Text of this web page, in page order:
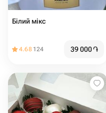
Білий мікс
4.68 124 39 000֏